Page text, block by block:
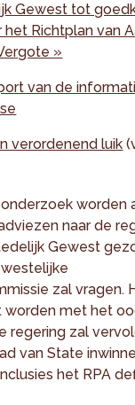
Gewest tot
Richtplan van
»
van de
verordenend luik
worden
naar de
Gewest
zal vragen.
worden met het
regering zal
van State
het RPA